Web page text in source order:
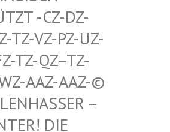
ZZ-LZ-S
UZ-OZ-SZ-F
HZ-JZ-A
© SCHWULE
– MILITAN
GIESENS